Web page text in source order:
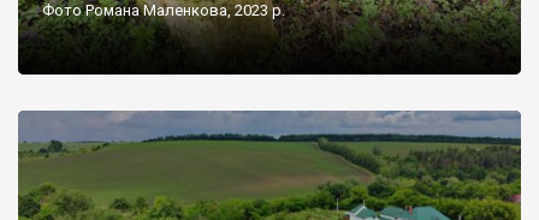
Фото Романа Маленкова, 2023 р.